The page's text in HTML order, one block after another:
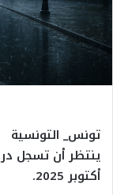
تونس_ التونسية
أكتوبر 2025.